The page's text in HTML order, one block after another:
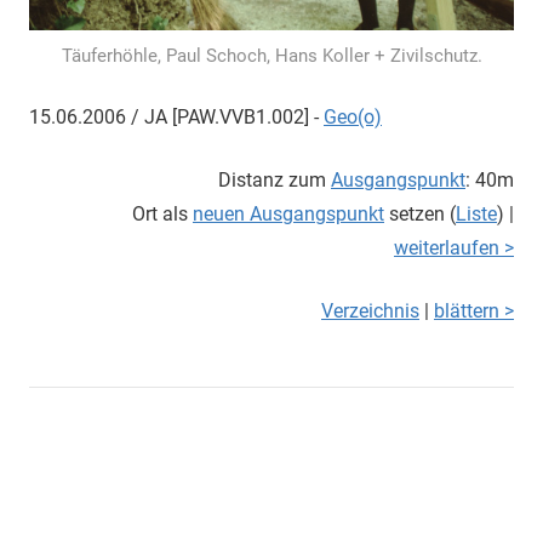
Täuferhöhle, Paul Schoch, Hans Koller + Zivilschutz.
15.06.2006 / JA [PAW.VVB1.002] - Geo(o)
Distanz zum Ausgangspunkt: 40m
Ort als neuen Ausgangspunkt setzen (Liste) |
weiterlaufen >
Verzeichnis blättern >